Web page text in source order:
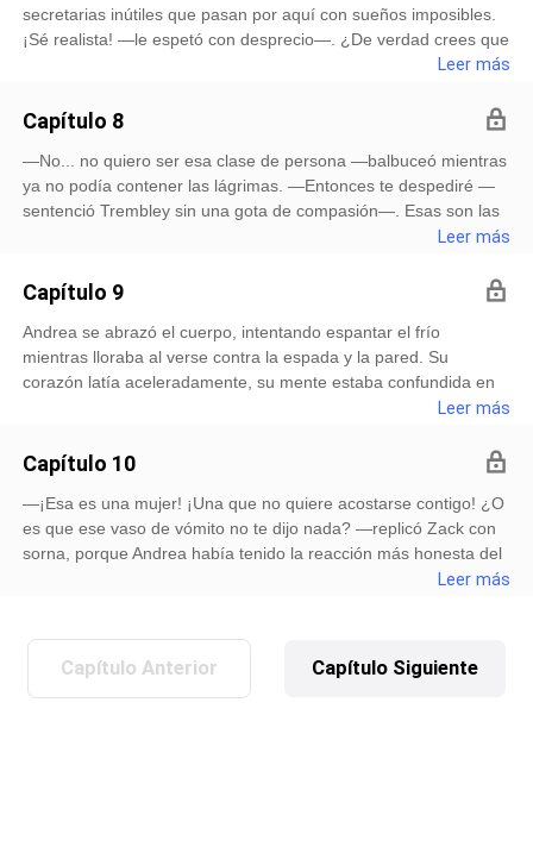
secretarias inútiles que pasan por aquí con sueños imposibles.
¡Sé realista! —le espetó con desprecio—. ¿De verdad crees que
alguien como tú puede llegar tan alto? ¡Eso es absurdo! ALeer más
Capítulo 8
—No... no quiero ser esa clase de persona —balbuceó mientras
ya no podía contener las lágrimas. —Entonces te despediré —
sentenció Trembley sin una gota de compasión—. Esas son las
opciones. O te acuestas conmigo y puedes estar segura de que
Leer más
Capítulo 9
Andrea se abrazó el cuerpo, intentando espantar el frío
mientras lloraba al verse contra la espada y la pared. Su
corazón latía aceleradamente, su mente estaba confundida en
muchas cosas menos en la principal: no podía perder a su hija.
Leer más
Capítulo 10
—¡Esa es una mujer! ¡Una que no quiere acostarse contigo! ¿O
es que ese vaso de vómito no te dijo nada? —replicó Zack con
sorna, porque Andrea había tenido la reacción más honesta del
mundo. —¡Ella quiere subir de puesto! Los ascensos cuestan,
Leer más
Capítulo Anterior Capítulo Siguiente